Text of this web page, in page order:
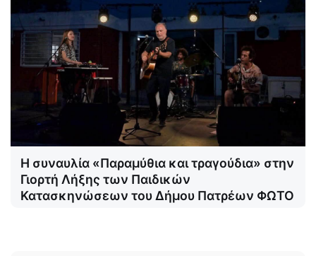
Η συναυλία «Παραμύθια και τραγούδια» στην
Γιορτή Λήξης των Παιδικών
Κατασκηνώσεων του Δήμου Πατρέων ΦΩΤΟ